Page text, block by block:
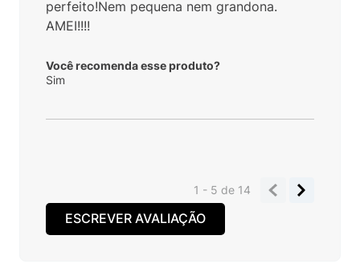
perfeito!Nem pequena nem grandona.
AMEI!!!!
Você recomenda esse produto?
Sim
1 - 5de 14
ESCREVER AVALIAÇÃO